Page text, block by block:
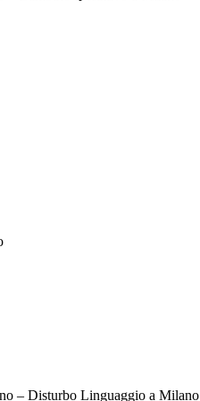
– Disturbo Linguaggio a Milano